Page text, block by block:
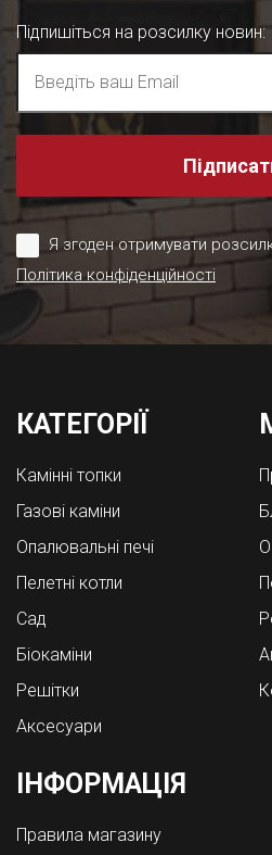
Підпишіться на розсилку новин:
Я згоден отримувати
Політика конфіденційності
КАТЕГОРІЇ
Камінні топки
Газові каміни
Опалювальні печі
Пелетні котли
Cад
Біокаміни
Решітки
Аксесуари
ІНФОРМАЦІЯ
Правила магазину